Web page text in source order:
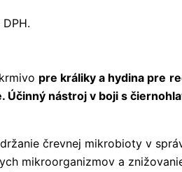
pre králiky a hydina pre
Účinný nástroj v boji s
črevnej mikrobioty v
mikroorganizmov a